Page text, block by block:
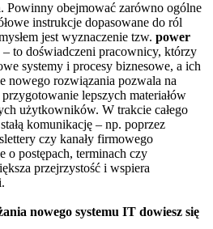
. Powinny obejmować zarówno ogólne
instrukcje dopasowane do ról
jest wyznaczenie tzw. power
– to doświadczeni pracownicy, którzy
systemy i procesy biznesowe, a ich
nowego rozwiązania pozwala na
lepszych materiałów
użytkowników. W trakcie całego
komunikację – np. poprzez
czy kanały firmowego
o postępach, terminach czy
przejrzystość i wspiera
nowego systemu IT dowiesz się